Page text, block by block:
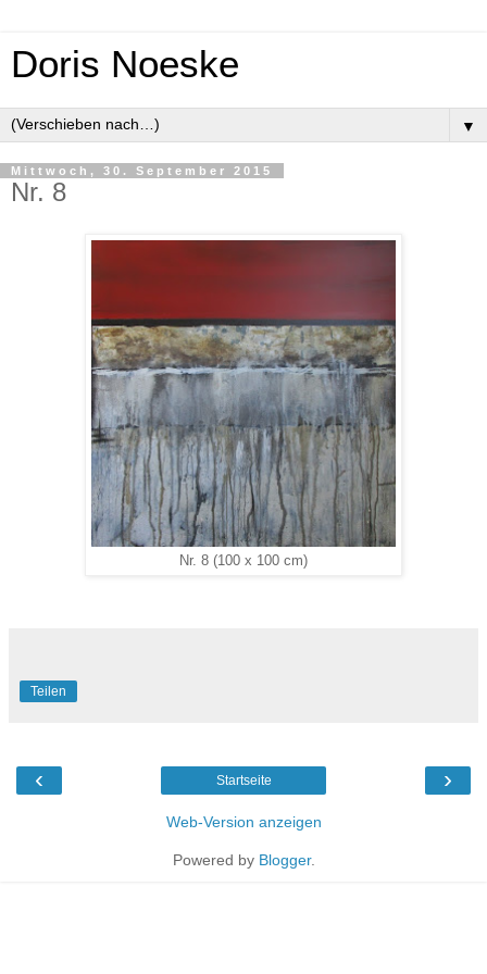
Doris Noeske
▼
Mittwoch, 30. September 2015
Nr. 8
Nr. 8 (100 x 100 cm)
Teilen
‹ ›
Startseite
Web-Version anzeigen
Powered by Blogger.